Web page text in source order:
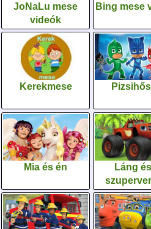
JoNaLu mese
videók
Bing mese
Kerekmese
Mia és én
Láng